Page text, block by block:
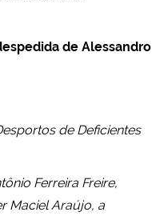
de Alessandro
de Deficientes
Ferreira Freire,
Maciel Araújo, a